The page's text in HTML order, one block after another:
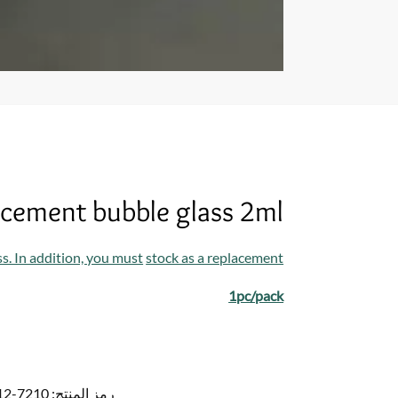
bubble glass 2ml
In addition, you muststock as a replacement
1pc/pack
رمز المنتج:7210-7212